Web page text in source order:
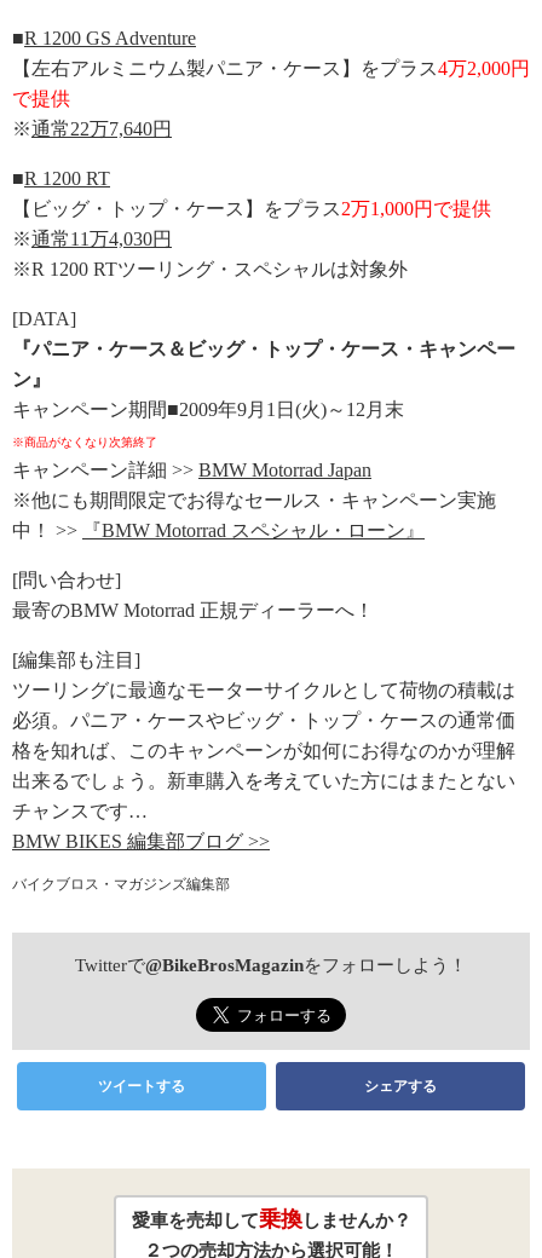
■R 1200 GS Adventure
【左右アルミニウム製パニア・ケース】をプラス4万2,000円
で提供
※通常22万7,640円
■R 1200 RT
【ビッグ・トップ・ケース】をプラス2万1,000円で提供
※通常11万4,030円
※R 1200 RTツーリング・スペシャルは対象外
[DATA]
『パニア・ケース＆ビッグ・トップ・ケース・キャンペー
ン』
キャンペーン期間■2009年9月1日(火)～12月末
※商品がなくなり次第終了
キャンペーン詳細 >> BMW Motorrad Japan
※他にも期間限定でお得なセールス・キャンペーン実施
中！ >>
『BMW Motorrad スペシャル・ローン』
[問い合わせ]
最寄のBMW Motorrad 正規ディーラーへ！
[編集部も注目]
ツーリングに最適なモーターサイクルとして荷物の積載は
必須。パニア・ケースやビッグ・トップ・ケースの通常価
格を知れば、このキャンペーンが如何にお得なのかが理解
出来るでしょう。新車購入を考えていた方にはまたとない
チャンスです…
BMW BIKES 編集部ブログ >>
バイクブロス・マガジンズ編集部
Twitterで@BikeBrosMagazinをフォローしよう！
ツイートする シェアする
愛車を売却して乗換しませんか？
２つの売却方法から選択可能！